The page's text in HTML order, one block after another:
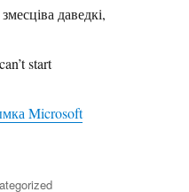
даведкі,
start
Microsoft